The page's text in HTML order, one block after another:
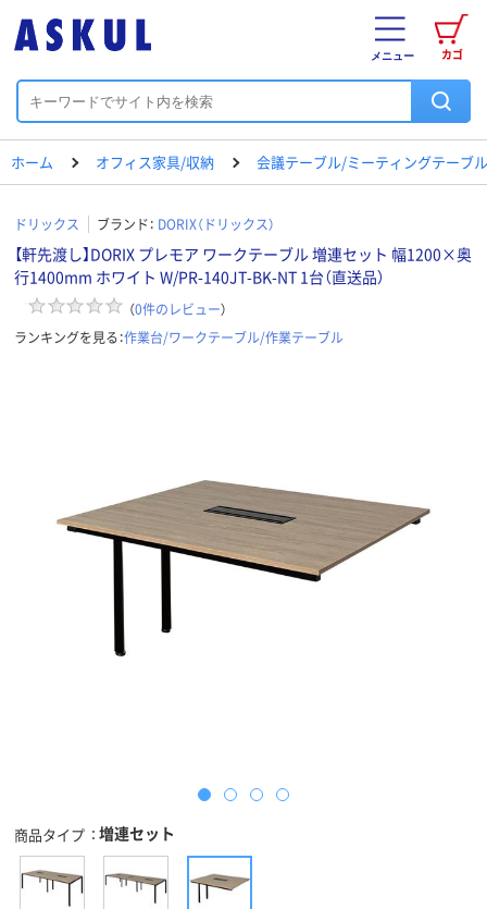
カゴ
メニュー
ホーム オフィス家具/収納 会議テーブル/ミーティングテーブル
ドリックス ブランド： DORIX（ドリックス）
【軒先渡し】DORIX プレモア ワークテーブル 増連セット 幅1200×奥
行1400mm ホワイト W/PR-140JT-BK-NT 1台（直送品）
（0件のレビュー）
ランキングを見る：作業台/ワークテーブル/作業テーブル
商品タイプ 増連セット